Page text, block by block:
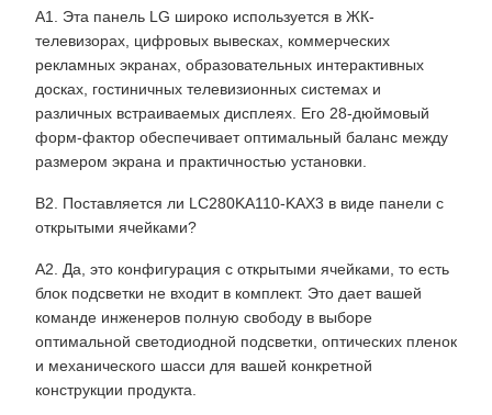
А1. Эта панель LG широко используется в ЖК-
телевизорах, цифровых вывесках, коммерческих
рекламных экранах, образовательных интерактивных
досках, гостиничных телевизионных системах и
различных встраиваемых дисплеях. Его 28-дюймовый
форм-фактор обеспечивает оптимальный баланс между
размером экрана и практичностью установки.
В2. Поставляется ли LC280KA110-KAX3 в виде панели с
открытыми ячейками?
А2. Да, это конфигурация с открытыми ячейками, то есть
блок подсветки не входит в комплект. Это дает вашей
команде инженеров полную свободу в выборе
оптимальной светодиодной подсветки, оптических пленок
и механического шасси для вашей конкретной
конструкции продукта.